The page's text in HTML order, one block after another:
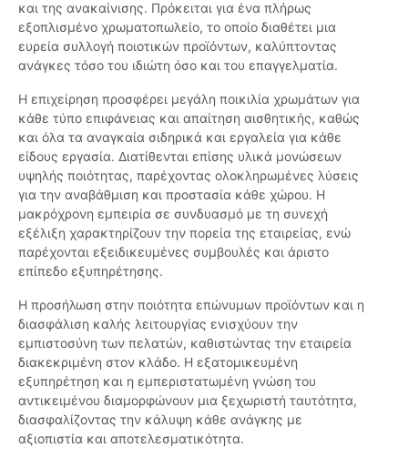
και της ανακαίνισης. Πρόκειται για ένα πλήρως
εξοπλισμένο χρωματοπωλείο, το οποίο διαθέτει μια
ευρεία συλλογή ποιοτικών προϊόντων, καλύπτοντας
ανάγκες τόσο του ιδιώτη όσο και του επαγγελματία.
Η επιχείρηση προσφέρει μεγάλη ποικιλία χρωμάτων για
κάθε τύπο επιφάνειας και απαίτηση αισθητικής, καθώς
και όλα τα αναγκαία σιδηρικά και εργαλεία για κάθε
είδους εργασία. Διατίθενται επίσης υλικά μονώσεων
υψηλής ποιότητας, παρέχοντας ολοκληρωμένες λύσεις
για την αναβάθμιση και προστασία κάθε χώρου. Η
μακρόχρονη εμπειρία σε συνδυασμό με τη συνεχή
εξέλιξη χαρακτηρίζουν την πορεία της εταιρείας, ενώ
παρέχονται εξειδικευμένες συμβουλές και άριστο
επίπεδο εξυπηρέτησης.
Η προσήλωση στην ποιότητα επώνυμων προϊόντων και η
διασφάλιση καλής λειτουργίας ενισχύουν την
εμπιστοσύνη των πελατών, καθιστώντας την εταιρεία
διακεκριμένη στον κλάδο. Η εξατομικευμένη
εξυπηρέτηση και η εμπεριστατωμένη γνώση του
αντικειμένου διαμορφώνουν μια ξεχωριστή ταυτότητα,
διασφαλίζοντας την κάλυψη κάθε ανάγκης με
αξιοπιστία και αποτελεσματικότητα.